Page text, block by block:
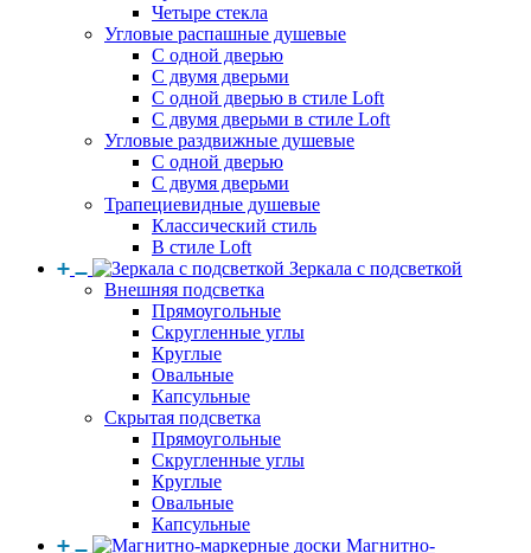
Четыре стекла
Угловые распашные душевые
С одной дверью
С двумя дверьми
С одной дверью в стиле Loft
С двумя дверьми в стиле Loft
Угловые раздвижные душевые
С одной дверью
С двумя дверьми
Трапециевидные душевые
Классический стиль
В стиле Loft
Зеркала с подсветкой
Внешняя подсветка
Прямоугольные
Скругленные углы
Круглые
Овальные
Капсульные
Скрытая подсветка
Прямоугольные
Скругленные углы
Круглые
Овальные
Капсульные
Магнитно-